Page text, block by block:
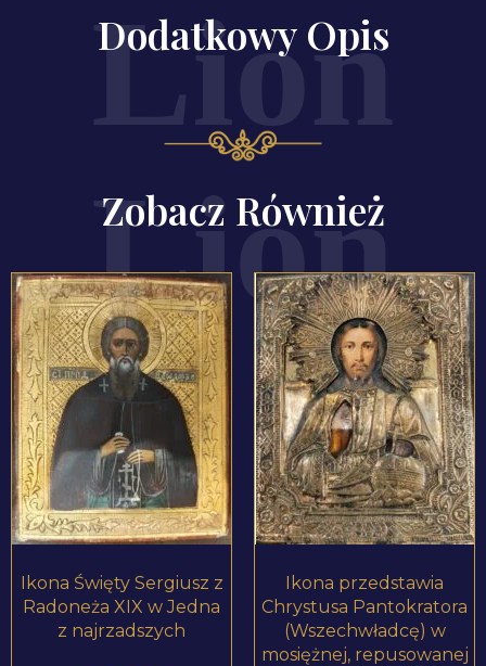
Dodatkowy Opis
Zobacz Również
ZOBACZ PRODUKT
Ikona Święty Sergiusz z
Radoneża XIX w Jedna
z najrzadszych
ZOBACZ PRODUKT
Ikona przedstawia
Chrystusa Pantokratora
(Wszechwładcę) w
mosiężnej, repusowanej